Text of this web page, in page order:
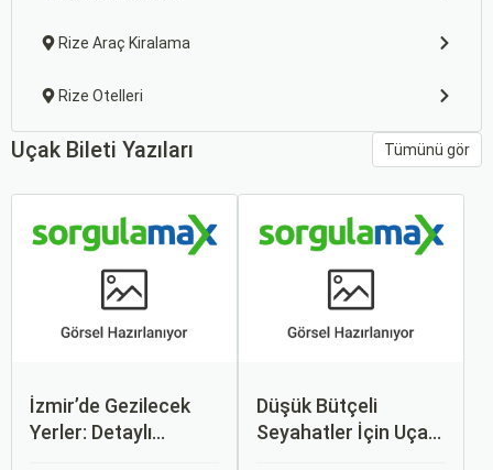
Rize Araç Kiralama
Rize Otelleri
Uçak Bileti Yazıları Tümünü gör
İzmir’de Gezilecek
Yerler: Detaylı
Düşük Bütçeli
Seyahatler İçin Uçak